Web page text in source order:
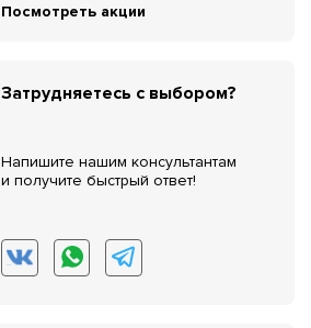
Посмотреть акции
Затрудняетесь с выбором?
Напишите нашим консультантам
и получите быстрый ответ!